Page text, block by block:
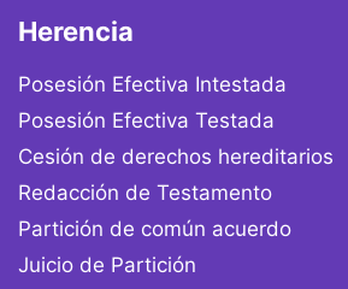
Herencia
Posesión Efectiva Intestada
Posesión Efectiva Testada
Cesión de derechos hereditarios
Redacción de Testamento
Partición de común acuerdo
Juicio de Partición